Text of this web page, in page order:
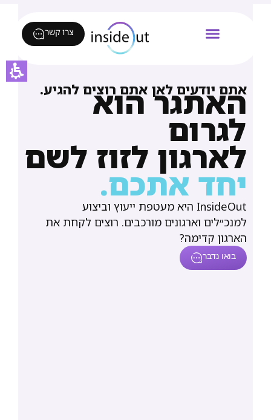
צרו קשר
אתם יודעים לאן אתם רוצים להגיע.
האתגר הוא
לגרום
לארגון לזוז לשם
יחד אתכם.​
InsideOut היא מעטפת ייעוץ וביצוע
למנכ״לים וארגונים מורכבים. רוצים לקחת את
הארגון קדימה?
בואו נדבר